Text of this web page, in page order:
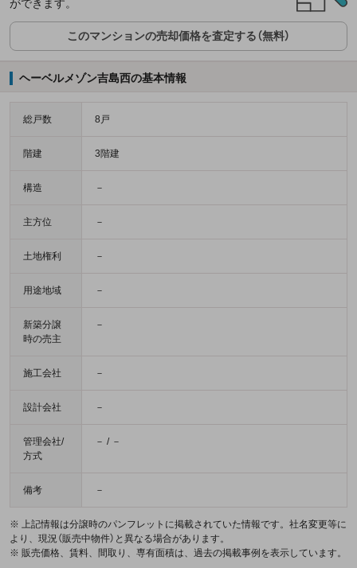
ができます。
このマンションの売却価格を査定する（無料）
ヘーベルメゾン吉島西の基本情報
総戸数 8戸
階建 3階建
構造 －
主方位 －
土地権利 －
用途地域 －
新築分譲
時の売主
－
施工会社 －
設計会社 －
管理会社/
方式
－ / －
備考 －
※ 上記情報は分譲時のパンフレットに掲載されていた情報です。社名変更等に
より、現況（販売中物件）と異なる場合があります。
※ 販売価格、賃料、間取り、専有面積は、過去の掲載事例を表示しています。